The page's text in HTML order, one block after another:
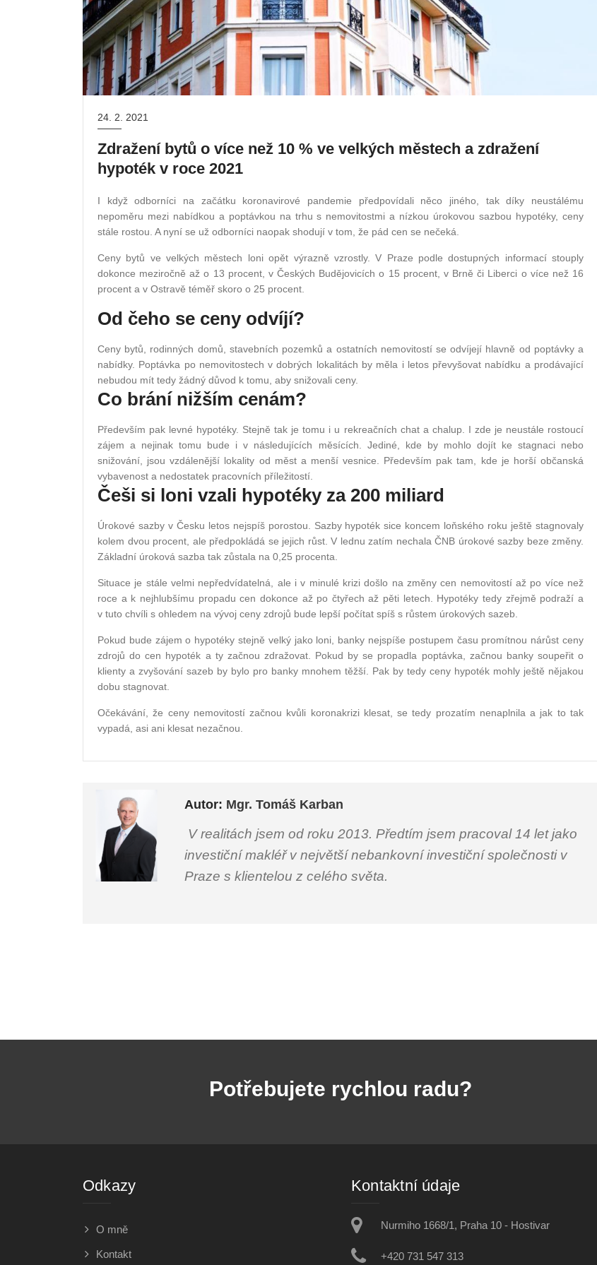
24. 2. 2021
Zdražení bytů o více než 10 % ve velkých městech a zdražení
hypoték v roce 2021
I když odborníci na začátku koronavirové pandemie předpovídali něco jiného, tak díky neustálému
nepoměru mezi nabídkou a poptávkou na trhu s nemovitostmi a nízkou úrokovou sazbou hypotéky, ceny
stále rostou. A nyní se už odborníci naopak shodují v tom, že pád cen se nečeká.
Ceny bytů ve velkých městech loni opět výrazně vzrostly. V Praze podle dostupných informací stouply
dokonce meziročně až o 13 procent, v Českých Budějovicích o 15 procent, v Brně či Liberci o více než 16
procent a v Ostravě téměř skoro o 25 procent.
Od čeho se ceny odvíjí?
Ceny bytů, rodinných domů, stavebních pozemků a ostatních nemovitostí se odvíjejí hlavně od poptávky a
nabídky. Poptávka po nemovitostech v dobrých lokalitách by měla i letos převyšovat nabídku a prodávající
nebudou mít tedy žádný důvod k tomu, aby snižovali ceny.
Co brání nižším cenám?
Především pak levné hypotéky. Stejně tak je tomu i u rekreačních chat a chalup. I zde je neustále rostoucí
zájem a nejinak tomu bude i v následujících měsících. Jediné, kde by mohlo dojít ke stagnaci nebo
snižování, jsou vzdálenější lokality od měst a menší vesnice. Především pak tam, kde je horší občanská
vybavenost a nedostatek pracovních příležitostí.
Češi si loni vzali hypotéky za 200 miliard
Úrokové sazby v Česku letos nejspíš porostou. Sazby hypoték sice koncem loňského roku ještě stagnovaly
kolem dvou procent, ale předpokládá se jejich růst. V lednu zatím nechala ČNB úrokové sazby beze změny.
Základní úroková sazba tak zůstala na 0,25 procenta.
Situace je stále velmi nepředvídatelná, ale i v minulé krizi došlo na změny cen nemovitostí až po více než
roce a k nejhlubšímu propadu cen dokonce až po čtyřech až pěti letech. Hypotéky tedy zřejmě podraží a
v tuto chvíli s ohledem na vývoj ceny zdrojů bude lepší počítat spíš s růstem úrokových sazeb.
Pokud bude zájem o hypotéky stejně velký jako loni, banky nejspíše postupem času promítnou nárůst ceny
zdrojů do cen hypoték a ty začnou zdražovat. Pokud by se propadla poptávka, začnou banky soupeřit o
klienty a zvyšování sazeb by bylo pro banky mnohem těžší. Pak by tedy ceny hypoték mohly ještě nějakou
dobu stagnovat.
Očekávání, že ceny nemovitostí začnou kvůli koronakrizi klesat, se tedy prozatím nenaplnila a jak to tak
vypadá, asi ani klesat nezačnou.
Autor: Mgr. Tomáš Karban
V realitách jsem od roku 2013. Předtím jsem pracoval 14 let jako
investiční makléř v největší nebankovní investiční společnosti v
Praze s klientelou z celého světa.
Potřebujete rychlou radu?
Odkazy
O mně
Kontakt
Kontaktní údaje
Nurmiho 1668/1, Praha 10 - Hostivar
+420 731 547 313